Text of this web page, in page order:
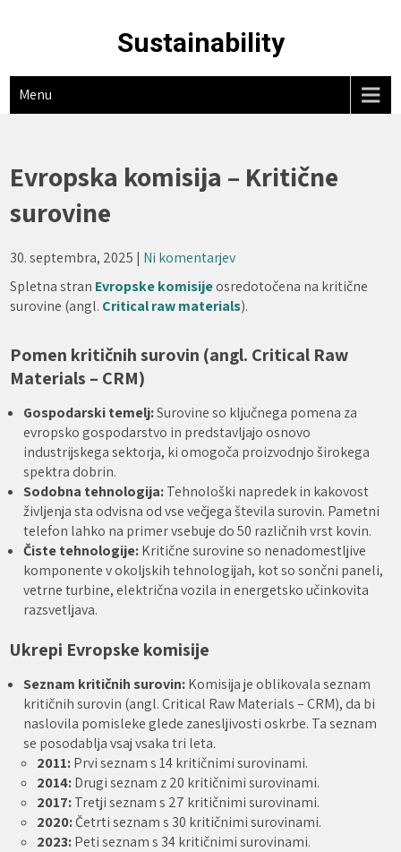
Sustainability
Menu
Evropska komisija – Kritične
surovine
30. septembra, 2025 | Ni komentarjev
Spletna stran Evropske komisijeosredotočena na kritične
surovine (angl. Critical raw materials).
Pomen kritičnih surovin (angl. Critical Raw
Materials – CRM)
Gospodarski temelj:Surovine so ključnega pomena za
evropsko gospodarstvo in predstavljajo osnovo
industrijskega sektorja, ki omogoča proizvodnjo širokega
spektra dobrin.
Sodobna tehnologija:Tehnološki napredek in kakovost
življenja sta odvisna od vse večjega števila surovin. Pametni
telefon lahko na primer vsebuje do 50 različnih vrst kovin.
Čiste tehnologije:Kritične surovine so nenadomestljive
komponente v okoljskih tehnologijah, kot so sončni paneli,
vetrne turbine, električna vozila in energetsko učinkovita
razsvetljava.
Ukrepi Evropske komisije
Seznam kritičnih surovin:Komisija je oblikovala seznam
kritičnih surovin (angl. Critical Raw Materials – CRM), da bi
naslovila pomisleke glede zanesljivosti oskrbe. Ta seznam
se posodablja vsaj vsaka tri leta.
2011:Prvi seznam s 14 kritičnimi surovinami.
2014:Drugi seznam z 20 kritičnimi surovinami.
2017:Tretji seznam s 27 kritičnimi surovinami.
2020:Četrti seznam s 30 kritičnimi surovinami.
2023:Peti seznam s 34 kritičnimi surovinami.